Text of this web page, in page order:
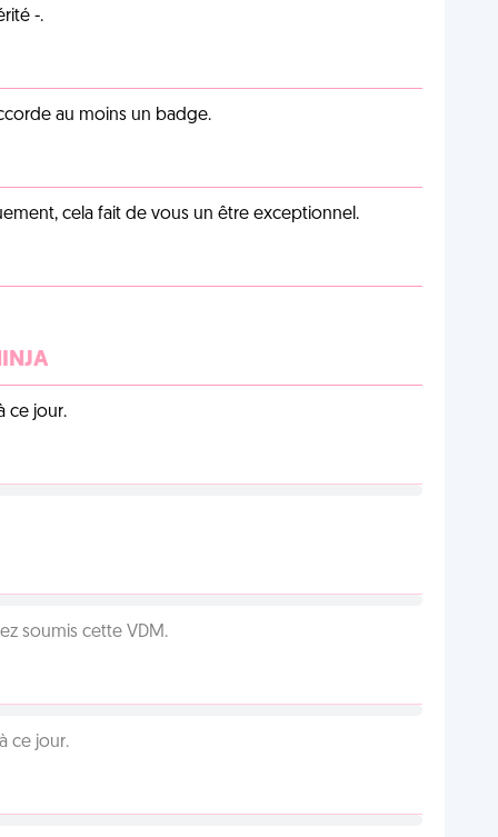
-.
au moins un badge.
cela fait de vous un être exceptionnel.
ce jour.
soumis cette VDM.
ce jour.